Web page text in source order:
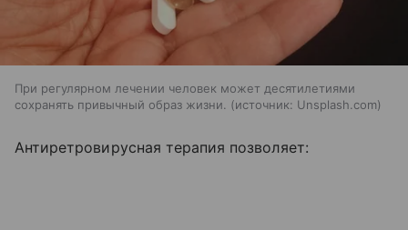
При регулярном лечении человек может десятилетиями
сохранять привычный образ жизни.
источник: Unsplash.com
Антиретровирусная терапия позволяет: